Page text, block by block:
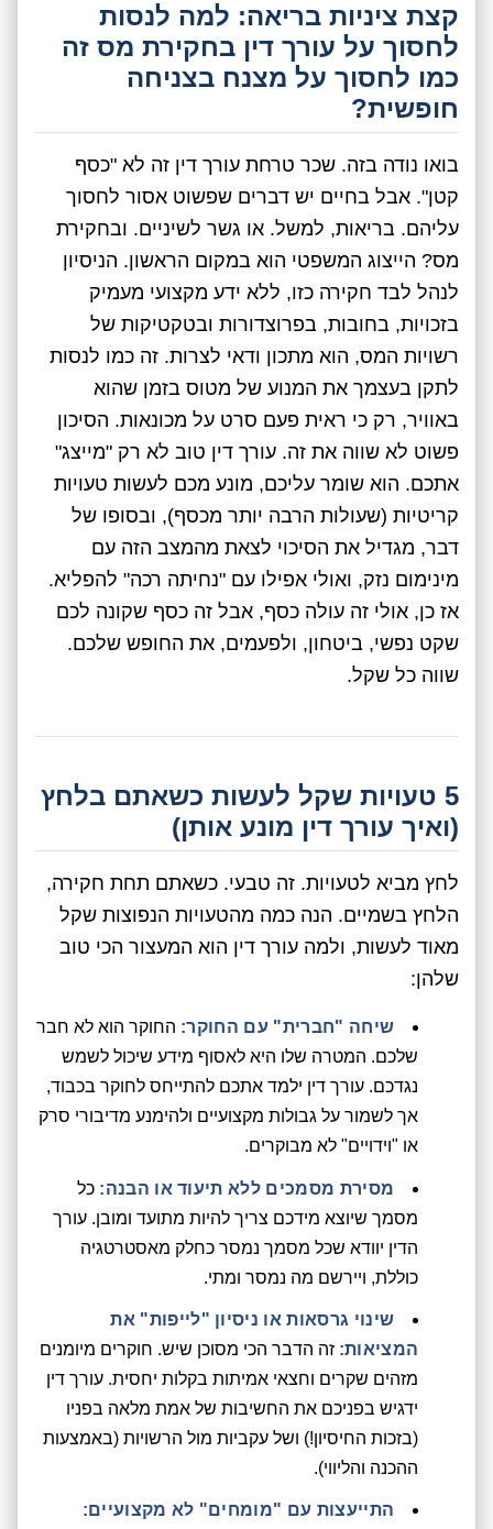
קצת ציניות בריאה: למה לנסות
לחסוך על עורך דין בחקירת מס זה
כמו לחסוך על מצנח בצניחה
חופשית?
בואו נודה בזה. שכר טרחת עורך דין זה לא "כסף
קטן". אבל בחיים יש דברים שפשוט אסור לחסוך
עליהם. בריאות, למשל. או גשר לשיניים. ובחקירת
מס? הייצוג המשפטי הוא במקום הראשון. הניסיון
לנהל לבד חקירה כזו, ללא ידע מקצועי מעמיק
בזכויות, בחובות, בפרוצדורות ובטקטיקות של
רשויות המס, הוא מתכון ודאי לצרות. זה כמו לנסות
לתקן בעצמך את המנוע של מטוס בזמן שהוא
באוויר, רק כי ראית פעם סרט על מכונאות. הסיכון
פשוט לא שווה את זה. עורך דין טוב לא רק "מייצג"
אתכם. הוא שומר עליכם, מונע מכם לעשות טעויות
קריטיות (שעולות הרבה יותר מכסף), ובסופו של
דבר, מגדיל את הסיכוי לצאת מהמצב הזה עם
מינימום נזק, ואולי אפילו עם "נחיתה רכה" להפליא.
אז כן, אולי זה עולה כסף, אבל זה כסף שקונה לכם
שקט נפשי, ביטחון, ולפעמים, את החופש שלכם.
שווה כל שקל.
5 טעויות שקל לעשות כשאתם בלחץ
(ואיך עורך דין מונע אותן)
לחץ מביא לטעויות. זה טבעי. כשאתם תחת חקירה,
הלחץ בשמיים. הנה כמה מהטעויות הנפוצות שקל
מאוד לעשות, ולמה עורך דין הוא המעצור הכי טוב
שלהן:
שיחה "חברית" עם החוקר: החוקר הוא לא חבר
שלכם. המטרה שלו היא לאסוף מידע שיכול לשמש
נגדכם. עורך דין ילמד אתכם להתייחס לחוקר בכבוד,
אך לשמור על גבולות מקצועיים ולהימנע מדיבורי סרק
או "וידויים" לא מבוקרים.
מסירת מסמכים ללא תיעוד או הבנה: כל
מסמך שיוצא מידכם צריך להיות מתועד ומובן. עורך
הדין יוודא שכל מסמך נמסר כחלק מאסטרטגיה
כוללת, ויירשם מה נמסר ומתי.
שינוי גרסאות או ניסיון "לייפות" את
המציאות: זה הדבר הכי מסוכן שיש. חוקרים מיומנים
מזהים שקרים וחצאי אמיתות בקלות יחסית. עורך דין
ידגיש בפניכם את החשיבות של אמת מלאה בפניו
(בזכות החיסיון!) ושל עקביות מול הרשויות (באמצעות
ההכנה והליווי).
התייעצות עם "מומחים" לא מקצועיים: